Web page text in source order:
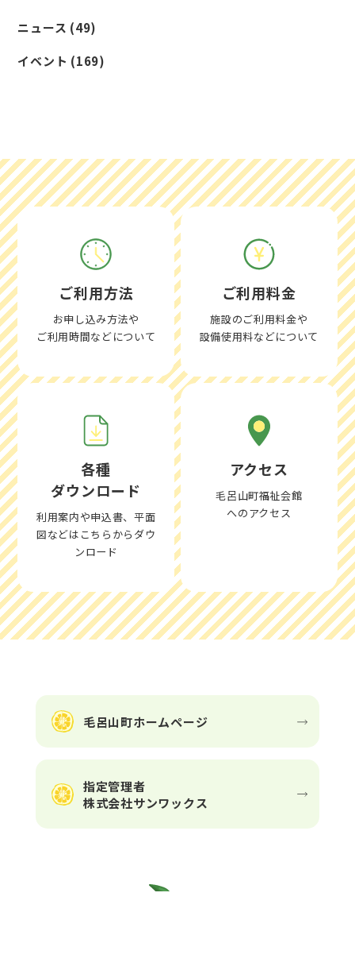
ニュース (49)
イベント (169)
ご利用方法
お申し込み方法や
ご利用時間などについて
ご利用料金
施設のご利用料金や
設備使用料などについて
各種
ダウンロード
利用案内や申込書、平面
図などはこちらからダウ
ンロード
アクセス
毛呂山町福祉会館
へのアクセス
毛呂山町ホームページ
指定管理者
株式会社サンワックス